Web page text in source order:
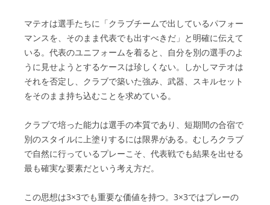
マテオは選手たちに「クラブチームで出しているパフォー
マンスを、そのまま代表でも出すべきだ」と明確に伝えて
いる。代表のユニフォームを着ると、自分を別の選手のよ
うに見せようとするケースは珍しくない。しかしマテオは
それを否定し、クラブで築いた強み、武器、スキルセット
をそのまま持ち込むことを求めている。
クラブで培った能力は選手の本質であり、短期間の合宿で
別のスタイルに上塗りするには限界がある。むしろクラブ
で自然に行っているプレーこそ、代表戦でも結果を出せる
最も確実な要素だという考え方だ。
この思想は3×3でも重要な価値を持つ。3×3ではプレーの